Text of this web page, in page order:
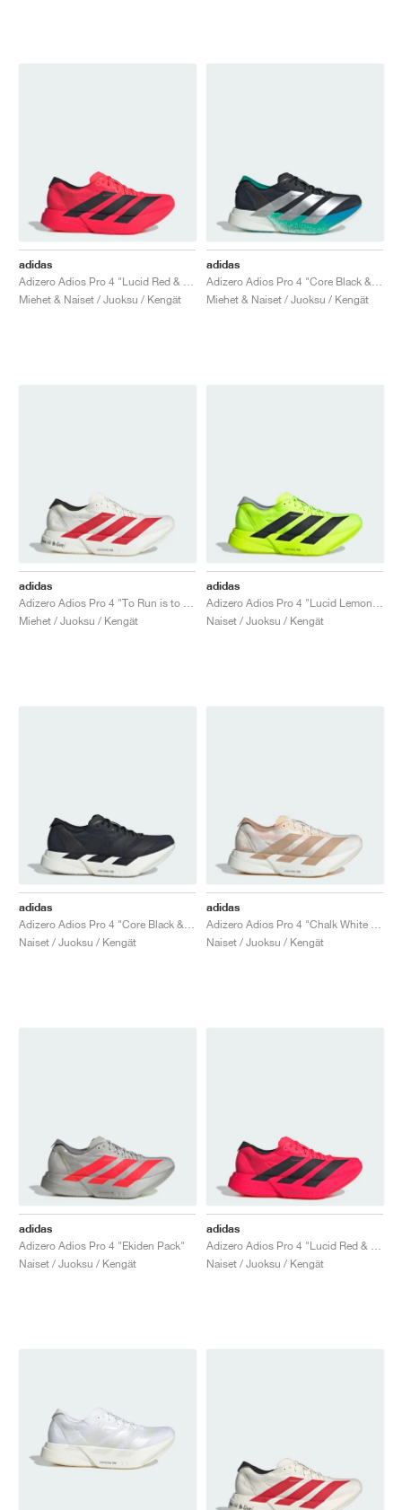
adidas
Miehet & Naiset / Juoksu / Kengät
adidas
Miehet & Naiset / Juoksu / Kengät
adidas
Miehet / Juoksu / Kengät
adidas
Naiset / Juoksu / Kengät
adidas
Naiset / Juoksu / Kengät
adidas
Naiset / Juoksu / Kengät
adidas
Adizero Adios Pro 4 "Ekiden Pack"
Naiset / Juoksu / Kengät
adidas
Naiset / Juoksu / Kengät